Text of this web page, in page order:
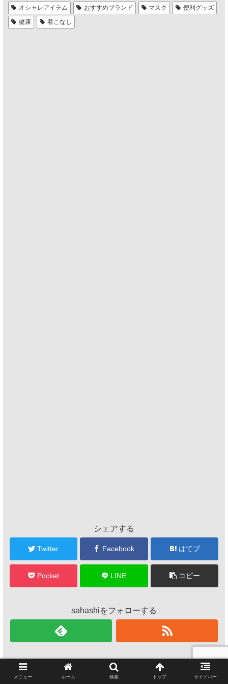
オシャレアイテム おすすめブランド マスク
便利グッズ
健康
着こなし
シェアする
Twitter Facebook はてブ
Pocket LINE コピー
sahashiをフォローする
メニュー ホーム 検索 トップ サイドバー